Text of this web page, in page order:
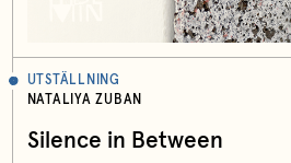
UTSTÄLLNING
NATALIYA ZUBAN
Silence in Between